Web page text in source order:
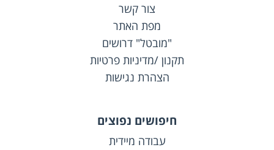
צור קשר
מפת האתר
"מובטל" דרושים
תקנון /מדיניות פרטיות
הצהרת נגישות
חיפושים נפוצים
עבודה מיידית